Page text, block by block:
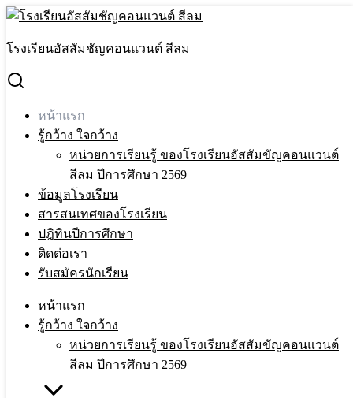
Skip
content
โรงเรียนอัสสัมชัญคอนแวนต์ สีลม
หน้าแรก
รู้กว้าง ใจกว้าง
หน่วยการเรียนรู้ ของโรงเรียนอัสสัมขัญคอนแวนต์
สีลม ปีการศึกษา 2569
ข้อมูลโรงเรียน
สารสนเทศของโรงเรียน
ปฎิทินปีการศึกษา
ติดต่อเรา
รับสมัครนักเรียน
หน้าแรก
รู้กว้าง ใจกว้าง
หน่วยการเรียนรู้ ของโรงเรียนอัสสัมขัญคอนแวนต์
สีลม ปีการศึกษา 2569
for:
หน้าแรก(F)new2026
กิจกรรมของโรงเรียน